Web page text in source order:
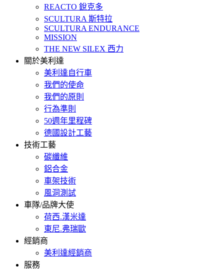
REACTO 銳克多
SCULTURA 斯特拉
SCULTURA ENDURANCE
MISSION
THE NEW SILEX 西力
關於美利達
美利達自行車
我們的使命
我們的原則
行為準則
50週年里程碑
德國設計工藝
技術工藝
碳纖維
鋁合金
車架技術
風洞測試
車隊/品牌大使
荷西.漢米達
東尼.弗瑞歐
經銷商
美利達經銷商
服務